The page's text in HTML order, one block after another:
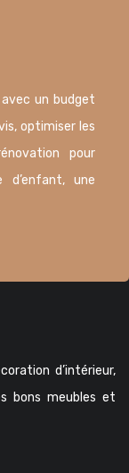
avec un budget
optimiser les
pour
d’enfant, une
d’intérieur,
bons meubles et